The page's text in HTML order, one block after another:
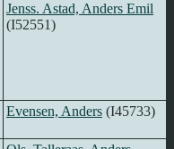
Jenss. Astad, Anders Emil
(I52551)
Evensen, Anders (I45733)